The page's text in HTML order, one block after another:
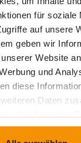
für soziale
auf unsere
geben wir
Website
und
diese
Daten
gesammelt haben.